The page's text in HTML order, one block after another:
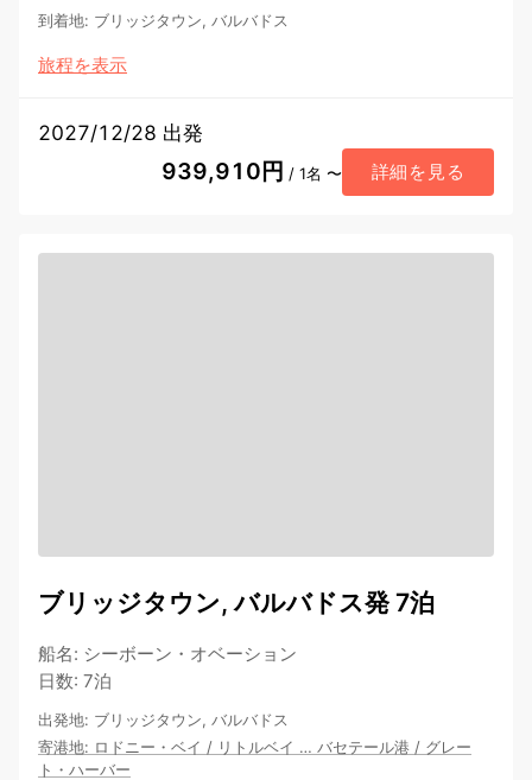
到着地: ブリッジタウン, バルバドス
旅程を表示
2027/12/28 出発
939,910円 / 1名 〜 詳細を見る
ブリッジタウン, バルバドス発 7泊
船名: シーボーン・オベーション
日数: 7泊
出発地: ブリッジタウン, バルバドス
寄港地: ロドニー・ベイ / リトルベイ … バセテール港 / グレー
ト・ハーバー